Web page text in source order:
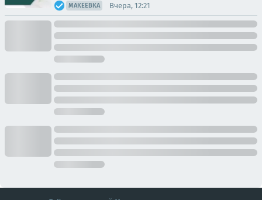
МАКЕЕВКА Вчера, 12:21